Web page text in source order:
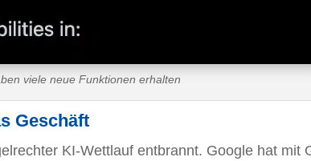
viele neue Funktionen erhalten
Geschäft
KI-Wettlauf entbrannt. Google hat mit